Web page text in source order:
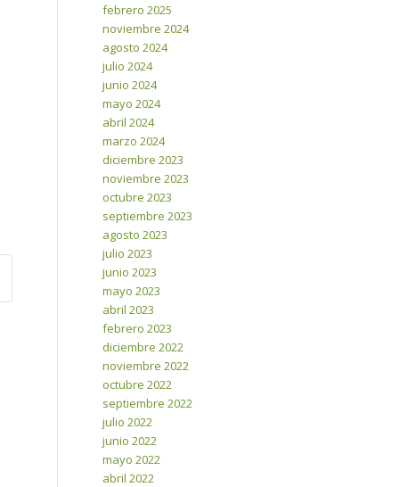
febrero 2025
noviembre 2024
agosto 2024
julio 2024
junio 2024
mayo 2024
abril 2024
marzo 2024
diciembre 2023
noviembre 2023
octubre 2023
septiembre 2023
agosto 2023
julio 2023
junio 2023
mayo 2023
abril 2023
febrero 2023
diciembre 2022
noviembre 2022
octubre 2022
septiembre 2022
julio 2022
junio 2022
mayo 2022
abril 2022